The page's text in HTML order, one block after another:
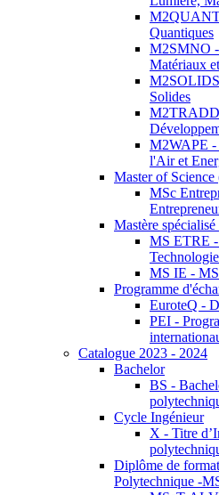
Quantiques
M2SMNO
Matériaux
Solides
M2TRADD
M2WAPE -
l'Air et
Master of
MSc
Mastère
MS ETRE -
MS IE -
Programme
EuroteQ -
PEI -
Catalogue 2023 - 2024
Bachelor
BS -
Cycle Ingénieur
X - Titre
Diplôme de
Polytechnique -